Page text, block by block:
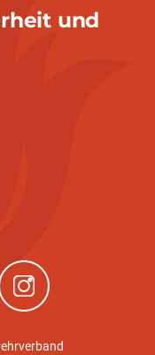
und
(neues Fenster)